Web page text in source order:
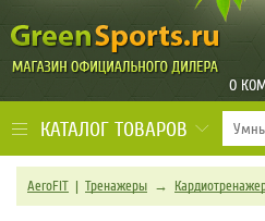
О
КАТАЛОГ ТОВАРОВ
AeroFIT | Тренажеры →